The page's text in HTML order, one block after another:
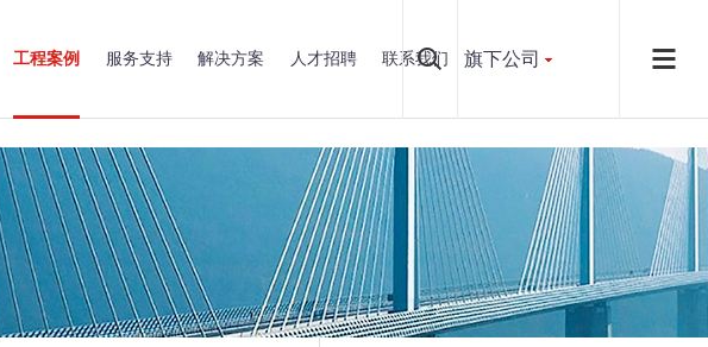
工程案例 服务支持 解决方案 人才招聘 联系我们 旗下公司